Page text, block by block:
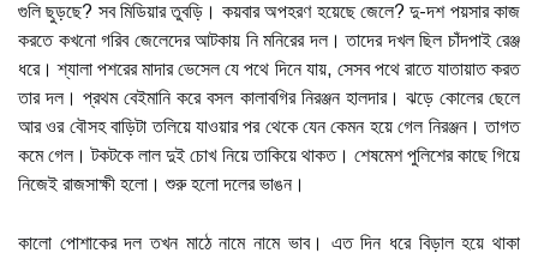
গুলি ছুড়ছে? সব মিডিয়ার তুবড়ি। কয়বার অপহরণ হয়েছে জেলে? দু-দশ পয়সার কাজ
করতে কখনো গরিব জেলেদের আটকায় নি মনিরের দল। তাদের দখল ছিল চাঁদপাই রেঞ্জ
ধরে। শ্যালা পশরের মাদার ভেসেল যে পথে দিনে যায়, সেসব পথে রাতে যাতায়াত করত
তার দল। প্রথম বেইমানি করে বসল কালাবগির নিরঞ্জন হালদার। ঝড়ে কোলের ছেলে
আর ওর বৌসহ বাড়িটা তলিয়ে যাওয়ার পর থেকে যেন কেমন হয়ে গেল নিরঞ্জন। তাগত
কমে গেল। টকটকে লাল দুই চোখ নিয়ে তাকিয়ে থাকত। শেষমেশ পুলিশের কাছে গিয়ে
নিজেই রাজসাক্ষী হলো। শুরু হলো দলের ভাঙন।
কালো পোশাকের দল তখন মাঠে নামে নামে ভাব। এত দিন ধরে বিড়াল হয়ে থাকা